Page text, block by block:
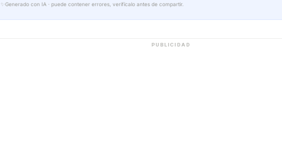
✨ Generado con IA · puede contener errores, verifícalo antes de compartir.
PUBLICIDAD